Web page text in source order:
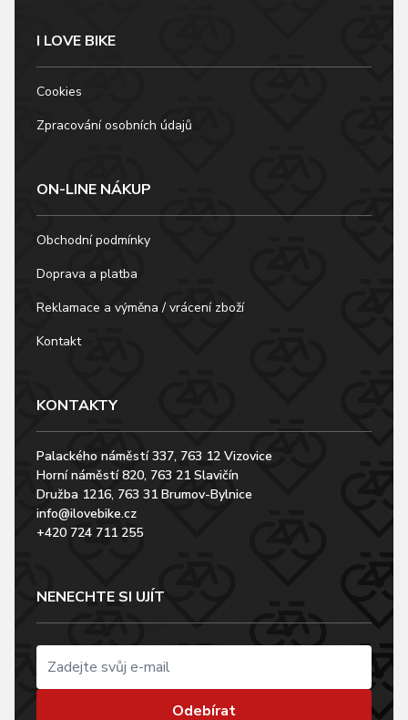
I LOVE BIKE
Cookies
Zpracování osobních údajů
ON-LINE NÁKUP
Obchodní podmínky
Doprava a platba
Reklamace a výměna / vrácení zboží
Kontakt
KONTAKTY
Palackého náměstí 337, 763 12 Vizovice
Horní náměstí 820, 763 21 Slavičín
Družba 1216, 763 31 Brumov-Bylnice
info@ilovebike.cz
+420 724 711 255
NENECHTE SI UJÍT
Odebírat